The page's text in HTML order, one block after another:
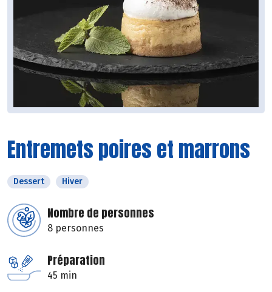
Entremets poires et marrons
Dessert Hiver
Nombre de personnes
8 personnes
Préparation
45 min